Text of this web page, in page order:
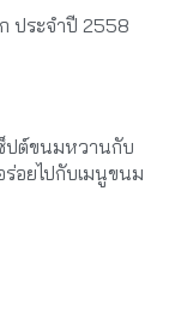
ประจำปี 2558
ซ็ปต์ขนมหวานกับ
ร่อยไปกับเมนูขนม